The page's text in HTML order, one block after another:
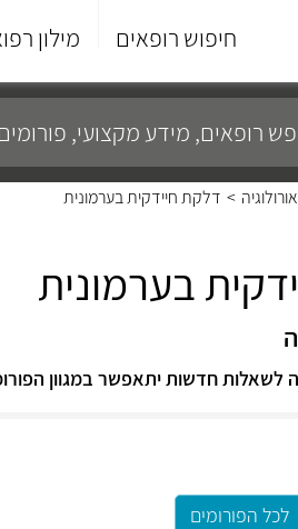
חיפוש רופאים מילון
סוף
התפריט
אורולוגיה > דלקת חיידקית בערמונית
בערמונית
לשאלות חדשות יתאפשר במגוון
לכל הפורומים